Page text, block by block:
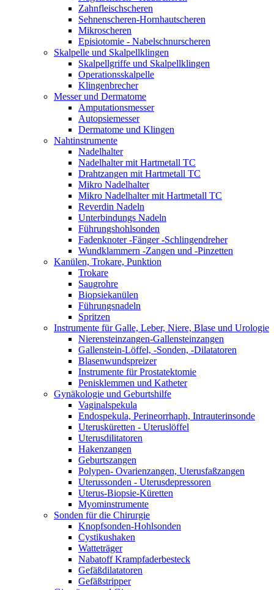
Zahnfleischscheren
Sehnenscheren-Hornhautscheren
Mikroscheren
Episiotomie - Nabelschnurscheren
Skalpelle und Skalpellklingen
Skalpellgriffe und Skalpellklingen
Operationsskalpelle
Klingenbrecher
Messer und Dermatome
Amputationsmesser
Autopsiemesser
Dermatome und Klingen
Nahtinstrumente
Nadelhalter
Nadelhalter mit Hartmetall TC
Drahtzangen mit Hartmetall TC
Mikro Nadelhalter
Mikro Nadelhalter mit Hartmetall TC
Reverdin Nadeln
Unterbindungs Nadeln
Führungshohlsonden
Fadenknoter -Fänger -Schlingendreher
Wundklammern -Zangen und -Pinzetten
Kanülen, Trokare, Punktion
Trokare
Saugrohre
Biopsiekanülen
Führungsnadeln
Spritzen
Instrumente für Galle, Leber, Niere, Blase und Urologie
Nierensteinzangen-Gallensteinzangen
Gallenstein-Löffel, -Sonden, -Dilatatoren
Blasenwundspreizer
Instrumente für Prostatektomie
Penisklemmen und Katheter
Gynäkologie und Geburtshilfe
Vaginalspekula
Endospekula, Perineorrhaph, Intrauterinsonde
Uterusküretten - Uteruslöffel
Uterusdilitatoren
Hakenzangen
Geburtszangen
Polypen- Ovarienzangen, Uterusfaßzangen
Uterussonden - Uterusdepressoren
Uterus-Biopsie-Küretten
Myominstrumente
Sonden für die Chirurgie
Knopfsonden-Hohlsonden
Cystikushaken
Watteträger
Nabatoff Krampfaderbesteck
Gefäßdilatatoren
Gefäßstripper